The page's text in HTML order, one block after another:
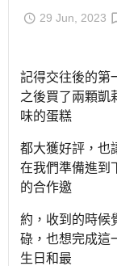
29 Jun, 2023
記得交往後的第
之後買了兩顆凱
味的蛋糕
都大獲好評，也
在我們準備進到
的合作邀
約，收到的時候
碌，也想完成這
生日和最